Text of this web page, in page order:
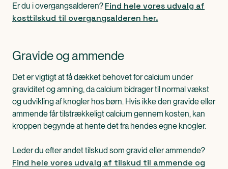
Er du i overgangsalderen? Find hele vores udvalg af
kosttilskud til overgangsalderen her.
Gravide og ammende
Det er vigtigt at få dækket behovet for calcium under
graviditet og amning, da calcium bidrager til normal vækst
og udvikling af knogler hos børn. Hvis ikke den gravide eller
ammende får tilstrækkeligt calcium gennem kosten, kan
kroppen begynde at hente det fra hendes egne knogler.
Leder du efter andet tilskud som gravid eller ammende?
Find hele vores udvalg af tilskud til ammende og